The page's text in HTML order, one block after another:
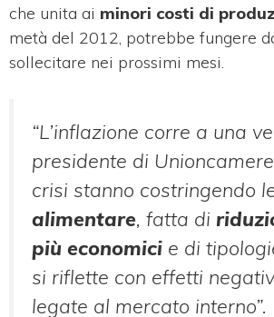
che unita ai minori costi di
metà del 2012, potrebbe fungere
sollecitare nei prossimi mesi.
“L’inflazione corre a una
presidente di
crisi stanno costringendo
alimentare, fatta di
più economici e di
si riflette con effetti
legate al mercato interno”.